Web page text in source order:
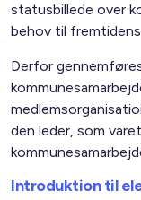
statusbillede over
behov til
Derfor
den leder, som
Introduktion til